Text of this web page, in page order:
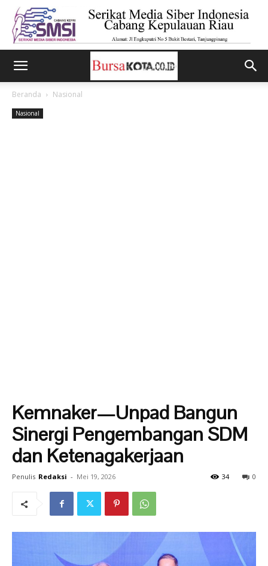
Beranda Nasional
Nasional
Kemnaker—Unpad Bangun
Sinergi Pengembangan SDM
dan Ketenagakerjaan
Penulis Redaksi - Mei 19, 2026 0
34